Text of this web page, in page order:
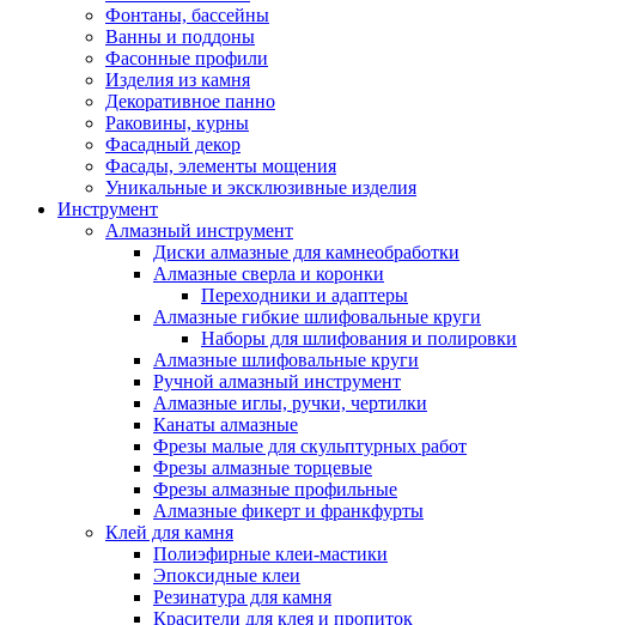
Фонтаны, бассейны
Ванны и поддоны
Фасонные профили
Изделия из камня
Декоративное панно
Раковины, курны
Фасадный декор
Фасады, элементы мощения
Уникальные и эксклюзивные изделия
Инструмент
Алмазный инструмент
Диски алмазные для камнеобработки
Алмазные сверла и коронки
Переходники и адаптеры
Алмазные гибкие шлифовальные круги
Наборы для шлифования и полировки
Алмазные шлифовальные круги
Ручной алмазный инструмент
Алмазные иглы, ручки, чертилки
Канаты алмазные
Фрезы малые для скульптурных работ
Фрезы алмазные торцевые
Фрезы алмазные профильные
Алмазные фикерт и франкфурты
Клей для камня
Полиэфирные клеи-мастики
Эпоксидные клеи
Резинатура для камня
Красители для клея и пропиток